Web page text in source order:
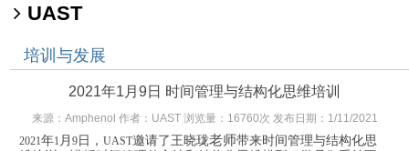
UAST
培训与发展
2021年1月9日 时间管理与结构化思维培训
来源：Amphenol 作者：UAST 浏览量：16760次 发布日期：1/11/2021
2021年1 月9日，UAST邀请了王晓珑老师带来时间管理与结构化思